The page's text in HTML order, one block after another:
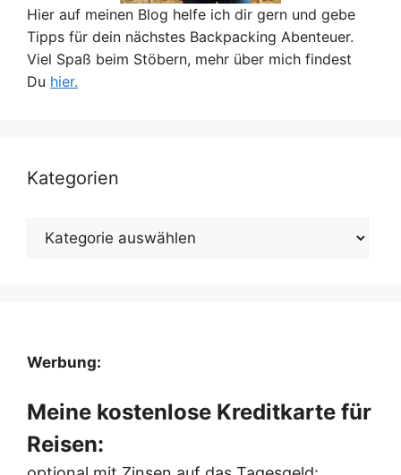
Hier auf meinen Blog helfe ich dir gern und gebe
Tipps für dein nächstes Backpacking Abenteuer.
Viel Spaß beim Stöbern, mehr über mich findest
Du hier.
Kategorien
Kategorien
Werbung:
Meine kostenlose Kreditkarte für
Reisen: